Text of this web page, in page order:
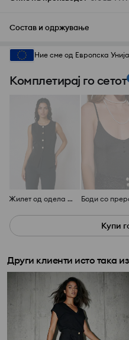
Состав и одржување
Ние сме од Европска Унија
Комплетирај го сетот
Жилет од одела со декорирани копчиња Боди со
Купи
Други клиенти исто така